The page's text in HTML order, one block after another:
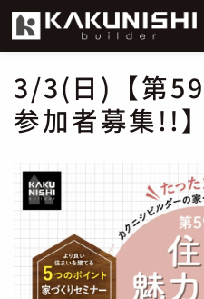
3/3(日)【第
参加者募集!!】